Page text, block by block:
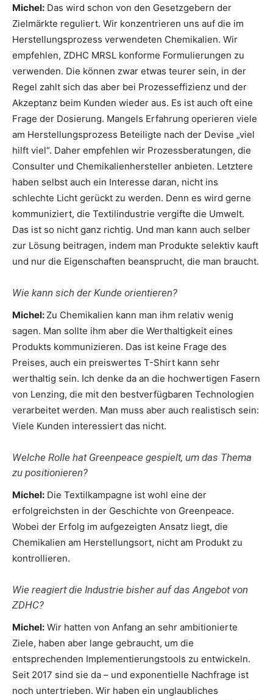
Michel: Das wird schon von den Gesetzgebern der
Zielmärkte reguliert. Wir konzentrieren uns auf die im
Herstellungsprozess verwendeten Chemikalien. Wir
empfehlen, ZDHC MRSL konforme Formulierungen zu
verwenden. Die können zwar etwas teurer sein, in der
Regel zahlt sich das aber bei Prozesseffizienz und der
Akzeptanz beim Kunden wieder aus. Es ist auch oft eine
Frage der Dosierung. Mangels Erfahrung operieren viele
am Herstellungsprozess Beteiligte nach der Devise „viel
hilft viel“. Daher empfehlen wir Prozessberatungen, die
Consulter und Chemikalienhersteller anbieten. Letztere
haben selbst auch ein Interesse daran, nicht ins
schlechte Licht gerückt zu werden. Denn es wird gerne
kommuniziert, die Textilindustrie vergifte die Umwelt.
Das ist so nicht ganz richtig. Und man kann auch selber
zur Lösung beitragen, indem man Produkte selektiv kauft
und nur die Eigenschaften beansprucht, die man braucht.
Wie kann sich der Kunde orientieren?
Michel: Zu Chemikalien kann man ihm relativ wenig
sagen. Man sollte ihm aber die Werthaltigkeit eines
Produkts kommunizieren. Das ist keine Frage des
Preises, auch ein preiswertes T-Shirt kann sehr
werthaltig sein. Ich denke da an die hochwertigen Fasern
von Lenzing, die mit den bestverfügbaren Technologien
verarbeitet werden. Man muss aber auch realistisch sein:
Viele Kunden interessiert das nicht.
Welche Rolle hat Greenpeace gespielt, um das Thema
zu positionieren?
Michel: Die Textilkampagne ist wohl eine der
erfolgreichsten in der Geschichte von Greenpeace.
Wobei der Erfolg im aufgezeigten Ansatz liegt, die
Chemikalien am Herstellungsort, nicht am Produkt zu
kontrollieren.
Wie reagiert die Industrie bisher auf das Angebot von
ZDHC?
Michel: Wir hatten von Anfang an sehr ambitionierte
Ziele, haben aber lange gebraucht, um die
entsprechenden Implementierungstools zu entwickeln.
Seit 2017 sind sie da – und exponentielle Nachfrage ist
noch untertrieben. Wir haben ein unglaubliches